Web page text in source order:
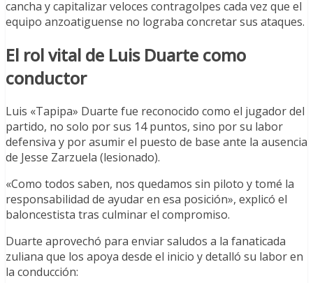
cancha y capitalizar veloces contragolpes cada vez que el
equipo anzoatiguense no lograba concretar sus ataques.
El rol vital de Luis Duarte como
conductor
Luis «Tapipa» Duarte fue reconocido como el jugador del
partido, no solo por sus 14 puntos, sino por su labor
defensiva y por asumir el puesto de base ante la ausencia
de Jesse Zarzuela (lesionado).
«Como todos saben, nos quedamos sin piloto y tomé la
responsabilidad de ayudar en esa posición», explicó el
baloncestista tras culminar el compromiso.
Duarte aprovechó para enviar saludos a la fanaticada
zuliana que los apoya desde el inicio y detalló su labor en
la conducción: